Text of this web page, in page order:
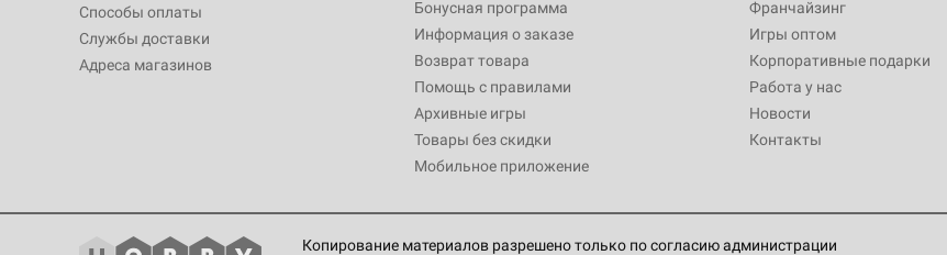
Способы оплаты
Службы доставки
Адреса магазинов
Бонусная программа
Информация о заказе
Возврат товара
Помощь с правилами
Архивные игры
Товары без скидки
Мобильное приложение
Франчайзинг
Игры оптом
Корпоративные подарки
Работа у нас
Новости
Контакты
Копирование материалов разрешено только по согласию администрации